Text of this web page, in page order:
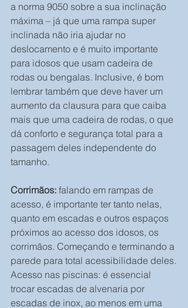
a norma 9050 sobre a sua inclinação
máxima – já que uma rampa super
inclinada não iria ajudar no
deslocamento e é muito importante
para idosos que usam cadeira de
rodas ou bengalas. Inclusive, é bom
lembrar também que deve haver um
aumento da clausura para que caiba
mais que uma cadeira de rodas, o que
dá conforto e segurança total para a
passagem deles independente do
tamanho.
Corrimãos: falando em rampas de
acesso, é importante ter tanto nelas,
quanto em escadas e outros espaços
próximos ao acesso dos idosos, os
corrimãos. Começando e terminando a
parede para total acessibilidade deles.
Acesso nas piscinas: é essencial
trocar escadas de alvenaria por
escadas de inox, ao menos em uma